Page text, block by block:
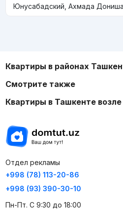
Юнусабадский, Ахмада
Квартиры в районах
Смотрите также
Квартиры в Ташкенте
Отдел рекламы
+998 (78) 113-20-86
+998 (93) 390-30-10
Пн-Пт. С 9:30 до 18:00